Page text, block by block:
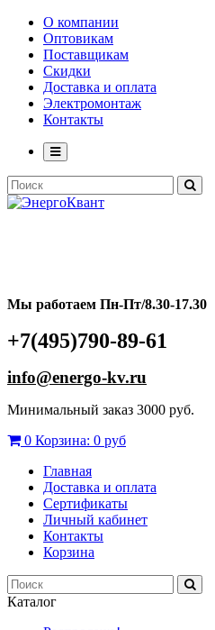
О компании
Оптовикам
Поставщикам
Скидки
Доставка и оплата
Электромонтаж
Контакты
Мы работаем Пн-Пт/8.30-17.30
+7(495)790-89-61
info@energo-kv.ru
Минимальный заказ 3000 руб.
0 Корзина: 0 руб
Главная
Доставка и оплата
Сертификаты
Личный кабинет
Контакты
Корзина
Каталог